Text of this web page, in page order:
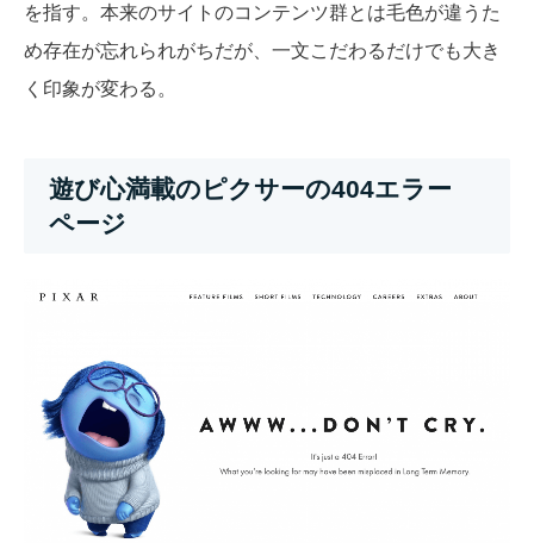
を指す。本来のサイトのコンテンツ群とは毛色が違うた
め存在が忘れられがちだが、一文こだわるだけでも大き
く印象が変わる。
遊び心満載のピクサーの404エラー
ページ